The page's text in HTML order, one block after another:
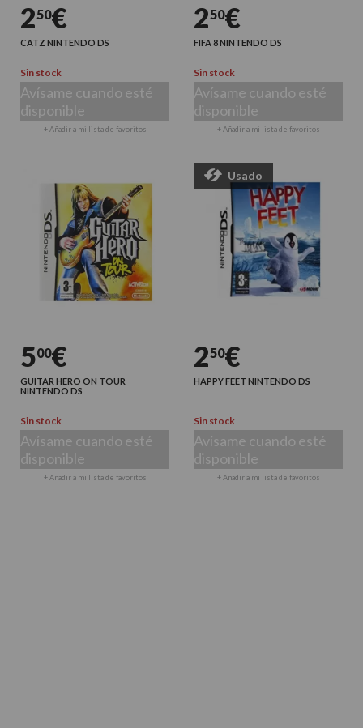
250€
CATZ NINTENDO DS
Sin stock
Avísame cuando esté
disponible
+ Añadir a mi lista de favoritos
250€
FIFA 8 NINTENDO DS
Sin stock
Avísame cuando esté
disponible
+ Añadir a mi lista de favoritos
500€
GUITAR HERO ON TOUR
NINTENDO DS
Sin stock
Avísame cuando esté
disponible
+ Añadir a mi lista de favoritos
Usado
250€
HAPPY FEET NINTENDO DS
Sin stock
Avísame cuando esté
disponible
+ Añadir a mi lista de favoritos